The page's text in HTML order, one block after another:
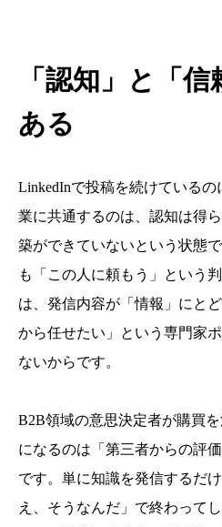
「認知」と「
ある
LinkedInで投稿を続けている
業に共通するのは、認知は得
築ができていないという状態
も「この人に頼もう」という
は、発信内容が「情報」にと
から任せたい」という専門家
ないからです。
B2B領域の意思決定者が購買
になるのは「第三者からの評
です。単に知識を発信するだ
え、そうなんだ」で終わって